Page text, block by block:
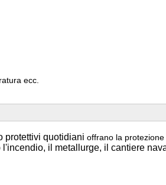
ecc.
protettivi quotidiani offrano la
il metallurge, il cantiere